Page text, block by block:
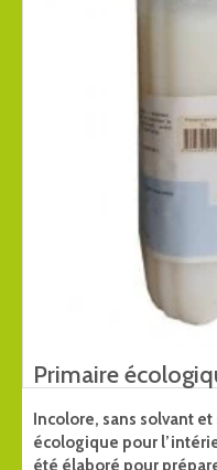
Primaire
Incolore, sans solvant
écologique pour
été élaboré pour